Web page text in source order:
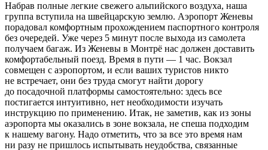
Набрав полные легкие свежего альпийского воздуха, наша
группа вступила на швейцарскую землю. Аэропорт Женевы
порадовал комфортным прохождением паспортного контроля
без очередей. Уже через 5 минут после выхода из самолета
получаем багаж. Из Женевы в Монтрё нас должен доставить
комфортабельный поезд. Время в пути — 1 час. Вокзал
совмещен с аэропортом, и если ваших туристов никто
не встречает, они без труда смогут найти дорогу
до посадочной платформы самостоятельно: здесь все
постигается интуитивно, нет необходимости изучать
инструкцию по применению. Итак, не заметив, как из зоны
аэропорта мы оказались в зоне вокзала, не спеша подходим
к нашему вагону. Надо отметить, что за все это время нам
ни разу не пришлось испытывать неудобства, связанные